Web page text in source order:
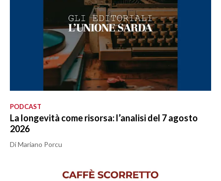
PODCAST
La longevità come risorsa: l’analisi del 7 agosto
2026
Di Mariano Porcu